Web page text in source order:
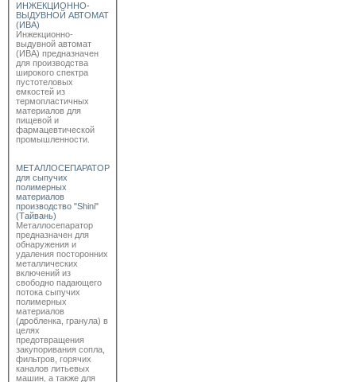
ИНЖЕКЦИОННО-
ВЫДУВНОЙ АВТОМАТ
(ИВА)
Инжекционно-
выдувной автомат
(ИВА) предназначен
для производства
широкого спектра
пустотеловых
емкостей из
термопластичных
материалов для
пищевой и
фармацевтической
промышленности.
МЕТАЛЛОСЕПАРАТОР
для сыпучих
полимерных
материалов
производство "Shini"
(Тайвань)
Металлосепаратор
предназначен для
обнаружения и
удаления посторонних
металлических
включений из
свободно падающего
потока сыпучих
полимерных
материалов
(дробленка, гранула) в
целях
предотвращения
закупоривания сопла,
фильтров, горячих
каналов литьевых
машин, а также для